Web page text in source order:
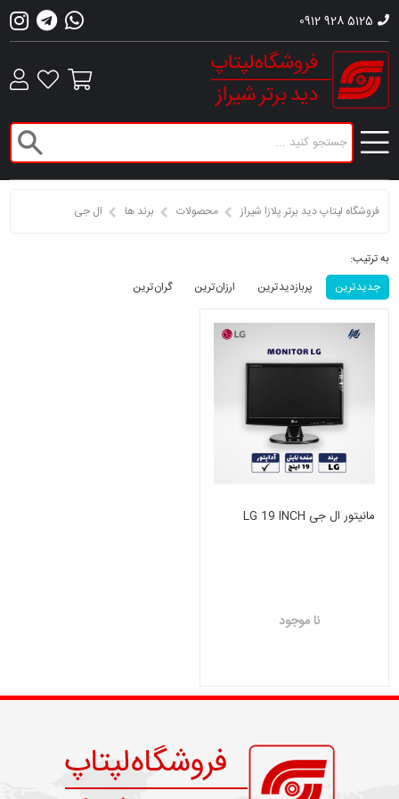
0912 928 5125
فروشگاه لپتاپ دید برتر پلازا شیراز محصولات برند ها ال جی
به ترتیب:
جدید ترین
پربازدید ترین ارزان ترین گران ترین
مانیتور ال جی LG 19 INCH
نا موجود